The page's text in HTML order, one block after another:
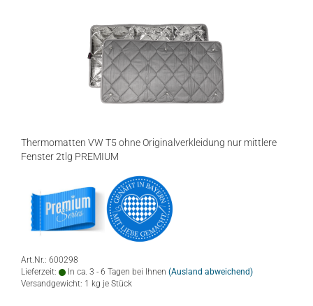
Thermomatten VW T5 ohne Originalverkleidung nur mittlere
Fenster 2tlg PREMIUM
Art.Nr.: 600298
Lieferzeit:
In ca. 3 - 6 Tagen bei Ihnen (Ausland abweichend)
Versandgewicht: 1 kg je Stück